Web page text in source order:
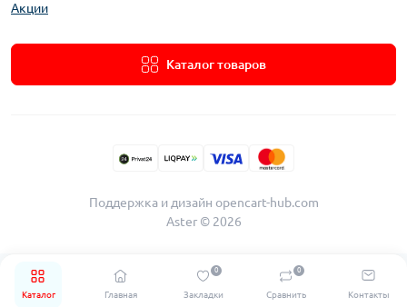
Каталог Главная Закладки
0
Сравнить
0
Контакты
Акции
Каталог товаров
Поддержка и дизайн opencart-hub.com
Aster © 2026